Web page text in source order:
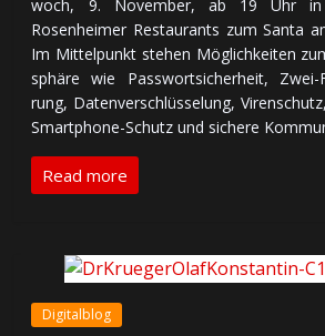
woch, 9. No­vem­ber, ab 19 Uhr
Rosenheimer Res­tau­rants zum Santa
Im Mit­tel­punkt stehen Mög­lich­kei­ten
sphä­re wie Pass­wort­si­cher­heit, Zwei-
rung, Daten­ver­schlüs­se­lung,
Smartphone-Schutz und sichere
Read more
Digitalblog